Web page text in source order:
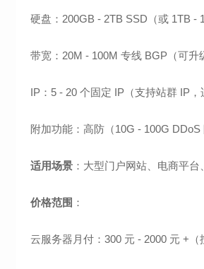
硬盘：200GB - 2TB SSD（或 1TB -
带宽：20M - 100M 专线 BGP（可
IP：5 - 20 个固定 IP（支持站群 IP，
附加功能：高防（10G - 100G
适用场景 ：大型门户网站、电商平
价格范围 ：
云服务器月付：300 元 - 2000 元 +